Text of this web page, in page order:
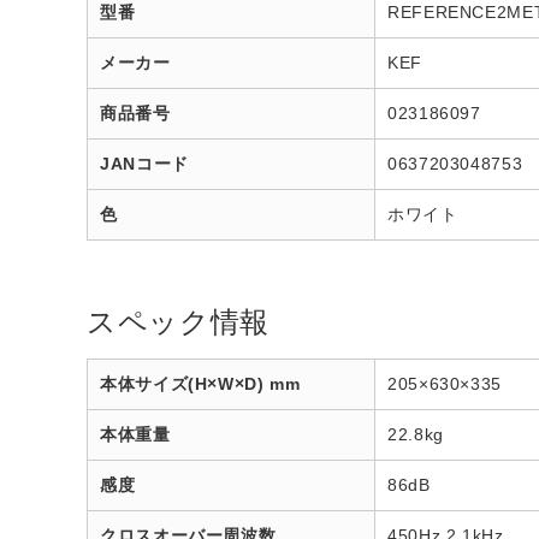
型番
メーカー KEF
商品番号 023186097
JANコード 0637203048753
色 ホワイト
スペック情報
本体サイズ(H×W×D) mm 205×630×335
本体重量 22.8kg
感度 86dB